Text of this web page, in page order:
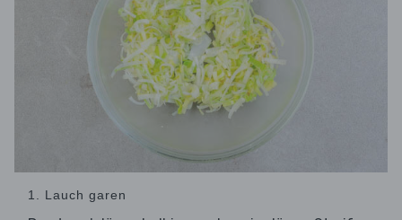
1. Lauch garen